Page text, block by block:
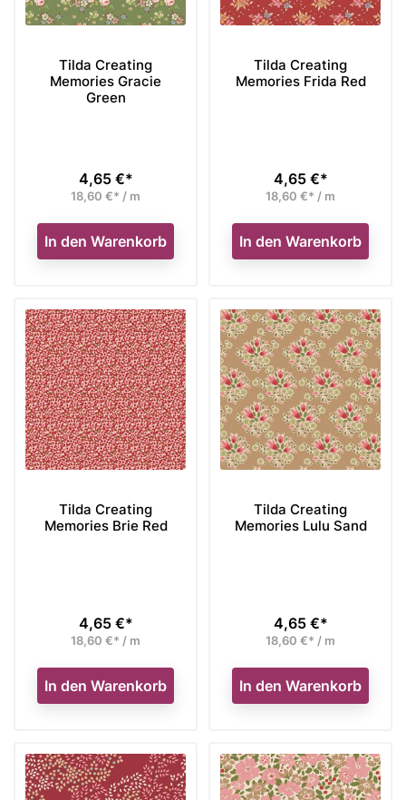
Tilda Creating
Memories Gracie
Green
Preis
4,65 €*
18,60 €* / m
In den Warenkorb
Tilda Creating
Memories Frida Red
Preis
4,65 €*
18,60 €* / m
In den Warenkorb
Tilda Creating
Memories Brie Red
Preis
4,65 €*
18,60 €* / m
In den Warenkorb
Tilda Creating
Memories Lulu Sand
Preis
4,65 €*
18,60 €* / m
In den Warenkorb